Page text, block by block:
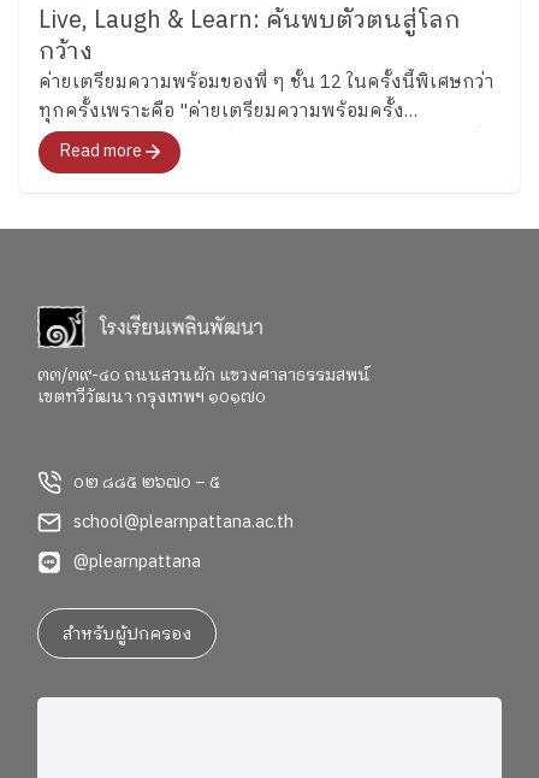
Live, Laugh & Learn: ค้นพบตัวตนสู่โลก
กว้าง
ค่ายเตรียมความพร้อมของพี่ ๆ ชั้น 12 ในครั้งนี้พิเศษกว่า
ทุกครั้งเพราะคือ "ค่ายเตรียมความพร้อมครั้ง
สุดท้าย"สำหรับอนาคตที่พวกเขากำลังจะก้าวไปเผชิญที่
จะพาทุกคนไปสำรวจอารมณ์ ความรู้สึก และค้นหาคำ
Read more
๓๓/๓๙-๔๐ ถนนสวนผัก แขวงศาลาธรรมสพน์
เขตทวีวัฒนา กรุงเทพฯ ๑๐๑๗๐
๐๒ ๘๘๕ ๒๖๗๐ – ๕
school@plearnpattana.ac.th
@plearnpattana
สำหรับผู้ปกครอง